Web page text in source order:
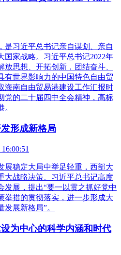
是习近平总书记亲自谋划、亲自
国家战略。习近平总书记2022年
放思想、开拓创新，团结奋斗、
有世界影响力的中国特色自由贸
海南自由贸易港建设工作汇报时
党的二十届四中全会精神，高标
形成新格局
展稳定大局中举足轻重，西部大
大战略决策。习近平总书记高度
发展，提出“要一以贯之抓好党中
举措的贯彻落实，进一步形成大
展新格局”。
为中心的科学内涵和时代